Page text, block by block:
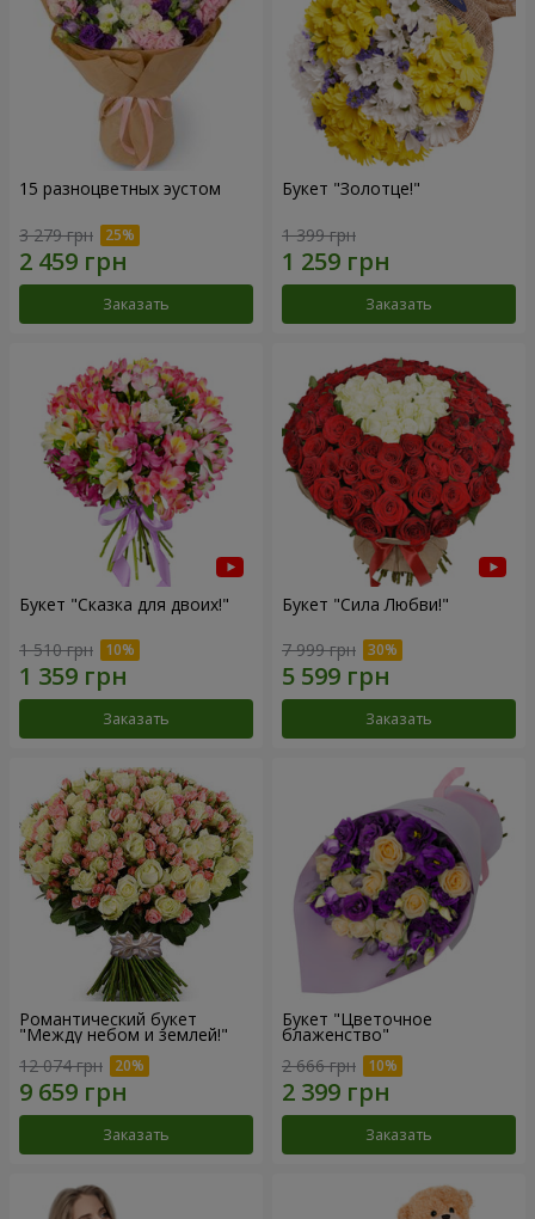
15 разноцветных эустом
3 279 грн
Заказать
Букет "Золотце!"
1 399 грн
Заказать
Букет "Сказка для двоих!"
1 510 грн
Заказать
Букет "Сила Любви!"
7 999 грн
Заказать
Романтический букет
"Между небом и землей!"
12 074 грн
Заказать
Букет "Цветочное
блаженство"
2 666 грн
Заказать